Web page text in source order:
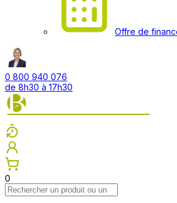
Offre de
0 800 940 076
de 8h30 à 17h30
0